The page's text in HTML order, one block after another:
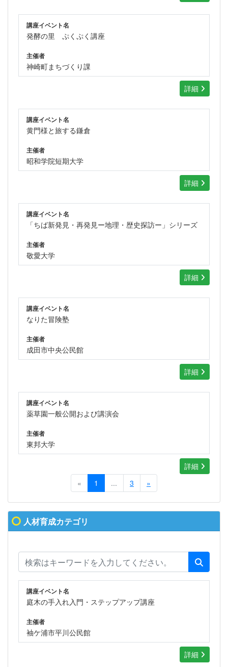
講座イベント名
発酵の里 ぷくぷく講座
主催者
神崎町まちづくり課
詳細
講座イベント名
黄門様と旅する鎌倉
主催者
昭和学院短期大学
詳細
講座イベント名
「ちば新発見・再発見ー地理・歴史探訪ー」シリーズ
主催者
敬愛大学
詳細
講座イベント名
なりた冒険塾
主催者
成田市中央公民館
詳細
講座イベント名
薬草園一般公開および講演会
主催者
東邦大学
詳細
«
1 ... 3 »
人材育成カテゴリ
講座イベント名
庭木の手入れ入門・ステップアップ講座
主催者
袖ケ浦市平川公民館
詳細